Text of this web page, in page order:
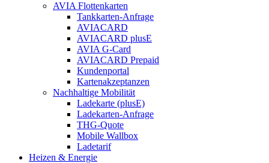
AVIA Flottenkarten
Tankkarten-Anfrage
AVIACARD
AVIACARD plusE
AVIA G-Card
AVIACARD Prepaid
Kundenportal
Kartenakzeptanzen
Nachhaltige Mobilität
Ladekarte (plusE)
Ladekarten-Anfrage
THG-Quote
Mobile Wallbox
Ladetarif
Heizen & Energie